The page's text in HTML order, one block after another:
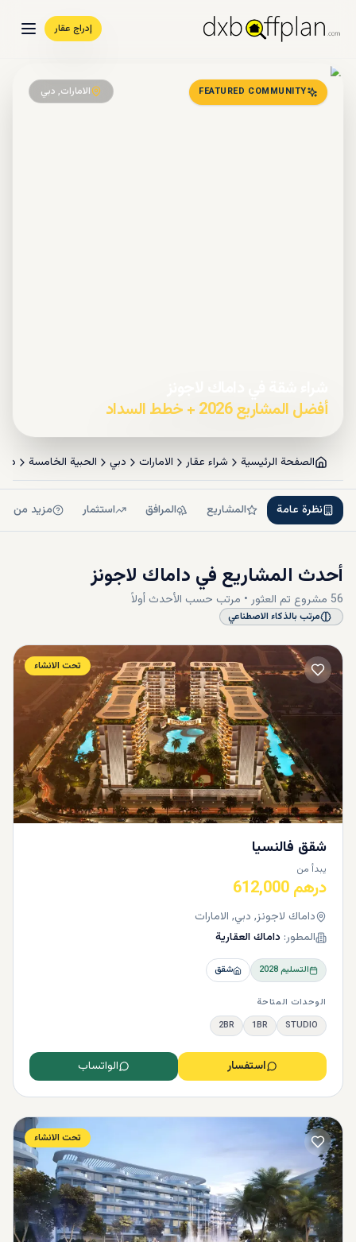
إدراج عقار
FEATURED COMMUNITY الامارات, دبي
أفضل المشاريع 2026 + خطط السداد
الصفحة الرئيسية شراء عقار الامارات دبي الحبية الخامسة
نظرة عامة المشاريع المرافق استثمار مزيد من
أحدث المشاريع في داماك لاجونز
56 مشروع تم العثور • مرتب حسب الأحدث أولاً
مرتب بالذكاء الاصطناعي
تحت الانشاء
شقق فالنسيا
يبدأ من
درهم 612,000
داماك لاجونز, دبي, الامارات
المطور: داماك العقارية
التسليم2028 شقق
الوحدات المتاحة
STUDIO
1BR
2BR
استفسار الواتساب
تحت الانشاء